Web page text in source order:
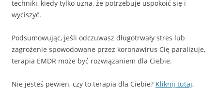
techniki, kiedy tylko uzna, że potrzebuje uspokoić się i
wyciszyć.
Podsumowując, jeśli odczuwasz długotrwały stres lub
zagrożenie spowodowane przez koronawirus Cię paraliżuje,
terapia EMDR może być rozwiązaniem dla Ciebie.
Nie jesteś pewien, czy to terapia dla Ciebie? Kliknij tutaj,